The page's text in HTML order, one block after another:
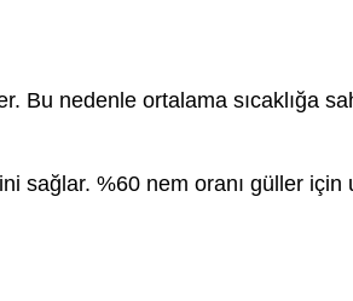
Bu nedenle ortalama sıcaklığa
sağlar. %60 nem oranı güller